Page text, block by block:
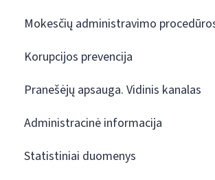
Mokesčių administravimo
Korupcijos prevencija
Pranešėjų apsauga. Vidinis kanalas
Administracinė informacija
Statistiniai duomenys